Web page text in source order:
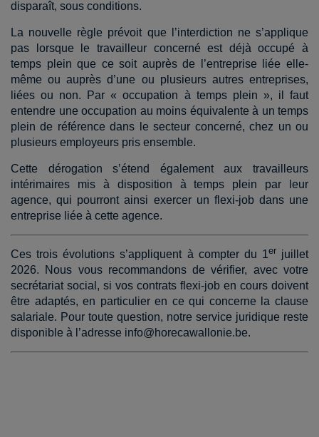
disparaît, sous conditions.
La nouvelle règle prévoit que l’interdiction ne s’applique
pas lorsque le travailleur concerné est déjà occupé à
temps plein que ce soit auprès de l’entreprise liée elle-
même ou auprès d’une ou plusieurs autres entreprises,
liées ou non. Par « occupation à temps plein », il faut
entendre une occupation au moins équivalente à un temps
plein de référence dans le secteur concerné, chez un ou
plusieurs employeurs pris ensemble.
Cette dérogation s’étend également aux travailleurs
intérimaires mis à disposition à temps plein par leur
agence, qui pourront ainsi exercer un flexi-job dans une
entreprise liée à cette agence.
Ces trois évolutions s’appliquent à compter du 1er juillet
2026. Nous vous recommandons de vérifier, avec votre
secrétariat social, si vos contrats flexi-job en cours doivent
être adaptés, en particulier en ce qui concerne la clause
salariale. Pour toute question, notre service juridique reste
disponible à l’adresse info@horecawallonie.be.